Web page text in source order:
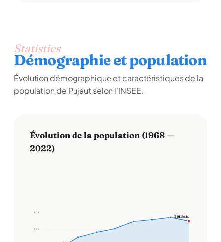
Statistics
Démographie et population
Évolution démographique et caractéristiques de la
population de Pujaut selon l'INSEE.
Évolution de la population (1968 —
2022)
3,2 k
4,7 k
3 911 hab.